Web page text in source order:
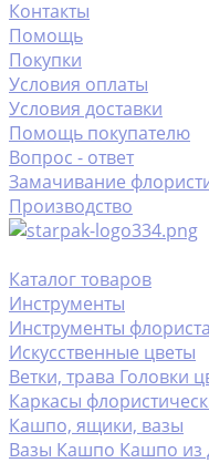
Контакты
Помощь
Покупки
Условия оплаты
Условия доставки
Помощь покупателю
Вопрос - ответ
Замачивание
Производство
Каталог товаров
Инструменты
Инструменты флориста
Искусственные цветы
Ветки, трава Головки
Каркасы
Кашпо, ящики, вазы
Вазы Кашпо Кашпо из